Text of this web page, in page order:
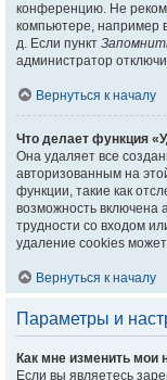
конференцию. Не
компьютере, например
д. Если пункт
администратор
Вернуться к началу
Что делает функция
Она удаляет все
авторизованным на
функции, такие как
возможность включена
трудности со входом
удаление cookies
Вернуться к началу
Параметры и
Как мне изменить мои
Если вы являетесь